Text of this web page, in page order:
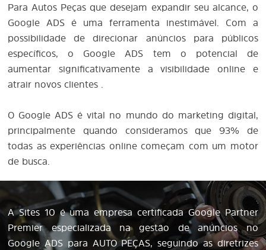
Para Autos Peças que desejam expandir seu alcance, o
Google ADS é uma ferramenta inestimável. Com a
possibilidade de direcionar anúncios para públicos
específicos, o Google ADS tem o potencial de
aumentar significativamente a visibilidade online e
atrair novos clientes .
O Google ADS é vital no mundo do marketing digital,
principalmente quando consideramos que 93% de
todas as experiências online começam com um motor
de busca.
A Sites 10 é uma empresa certificada Google Partner
Premier especializada na gestão de anúncios no
Google ADS para AUTO PEÇAS, seguindo as diretrizes